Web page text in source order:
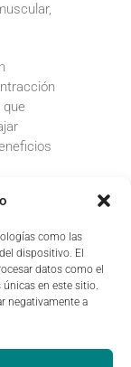
como las
dispositivo. El
datos como el
en este sitio.
negativamente a
que